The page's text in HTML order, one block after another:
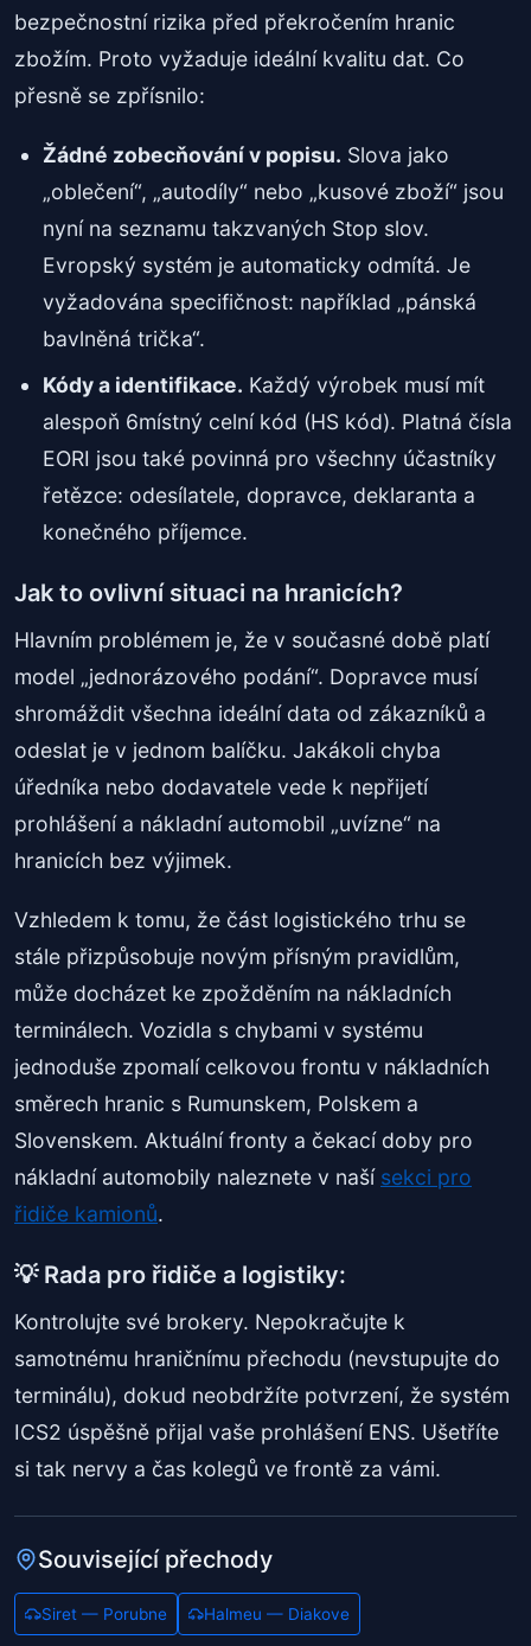
bezpečnostní rizika před překročením hranic
zbožím. Proto vyžaduje ideální kvalitu dat. Co
přesně se zpřísnilo:
Žádné zobecňování v popisu. Slova jako
„oblečení“, „autodíly“ nebo „kusové zboží“ jsou
nyní na seznamu takzvaných Stop slov.
Evropský systém je automaticky odmítá. Je
vyžadována specifičnost: například „pánská
bavlněná trička“.
Kódy a identifikace. Každý výrobek musí mít
alespoň 6místný celní kód (HS kód). Platná čísla
EORI jsou také povinná pro všechny účastníky
řetězce: odesílatele, dopravce, deklaranta a
konečného příjemce.
Jak to ovlivní situaci na hranicích?
Hlavním problémem je, že v současné době platí
model „jednorázového podání“. Dopravce musí
shromáždit všechna ideální data od zákazníků a
odeslat je v jednom balíčku. Jakákoli chyba
úředníka nebo dodavatele vede k nepřijetí
prohlášení a nákladní automobil „uvízne“ na
hranicích bez výjimek.
Vzhledem k tomu, že část logistického trhu se
stále přizpůsobuje novým přísným pravidlům,
může docházet ke zpožděním na nákladních
terminálech. Vozidla s chybami v systému
jednoduše zpomalí celkovou frontu v nákladních
směrech hranic s Rumunskem, Polskem a
Slovenskem. Aktuální fronty a čekací doby pro
nákladní automobily naleznete v naší sekci pro
řidiče kamionů.
💡 Rada pro řidiče a logistiky:
Kontrolujte své brokery. Nepokračujte k
samotnému hraničnímu přechodu (nevstupujte do
terminálu), dokud neobdržíte potvrzení, že systém
ICS2 úspěšně přijal vaše prohlášení ENS. Ušetříte
si tak nervy a čas kolegů ve frontě za vámi.
Související přechody
Siret — Porubne Halmeu — Diakove